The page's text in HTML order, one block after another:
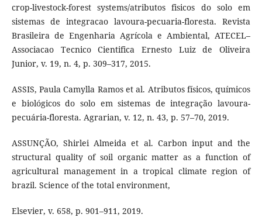
crop-livestock-forest systems/atributos fisicos do solo em
sistemas de integracao lavoura-pecuaria-floresta. Revista
Brasileira de Engenharia Agrícola e Ambiental, ATECEL–
Associacao Tecnico Cientifica Ernesto Luiz de Oliveira
Junior, v. 19, n. 4, p. 309–317, 2015.
ASSIS, Paula Camylla Ramos et al. Atributos físicos, químicos
e biológicos do solo em sistemas de integração lavoura-
pecuária-floresta. Agrarian, v. 12, n. 43, p. 57–70, 2019.
ASSUNÇÃO, Shirlei Almeida et al. Carbon input and the
structural quality of soil organic matter as a function of
agricultural management in a tropical climate region of
brazil. Science of the total environment,
Elsevier, v. 658, p. 901–911, 2019.